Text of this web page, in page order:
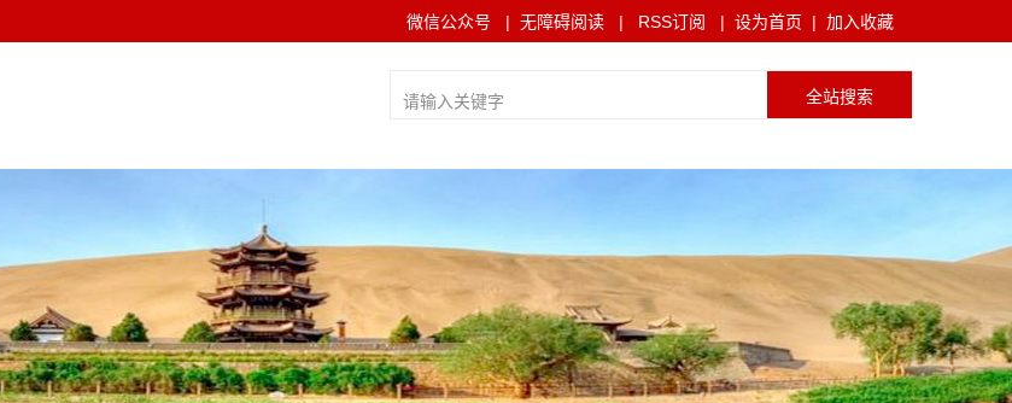
微信公众号 | 无障碍阅读 | RSS订阅 | 设为首页 | 加入收藏